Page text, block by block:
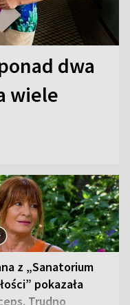
dwa
wiele
z „Sanatorium
pokazała
Trudno